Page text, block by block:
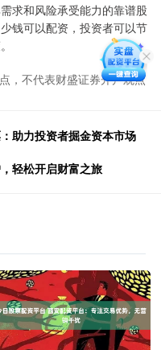
求和风险承受能力的靠谱股
钱可以配资，投资者可以节
，不代表财盛证券开户观点
助力投资者掘金资本市场
轻松开启财富之旅